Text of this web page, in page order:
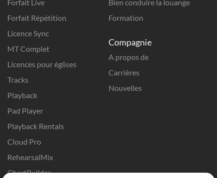
Forfait Live
Forfait Répétition
Licence Sync
MT Complet
Licences pour églises
Tracks
Playback
Pad Player
Playback Rentals
Cloud Pro
RehearsalMix
ChartBuilder
Bien conduire la louange
Formation
Compagnie
A propos de
Carrières
Nouvelles